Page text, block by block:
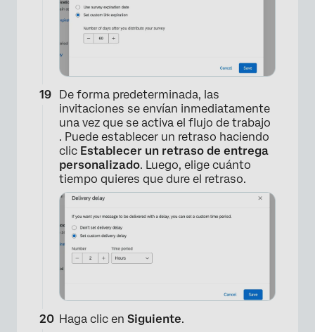
×
De forma predeterminada, las
invitaciones se envían inmediatamente
una vez que se activa el flujo de trabajo
. Puede establecer un retraso haciendo
clic Establecer un retraso de entrega
personalizado. Luego, elige cuánto
tiempo quieres que dure el retraso.
Haga clic en Siguiente.